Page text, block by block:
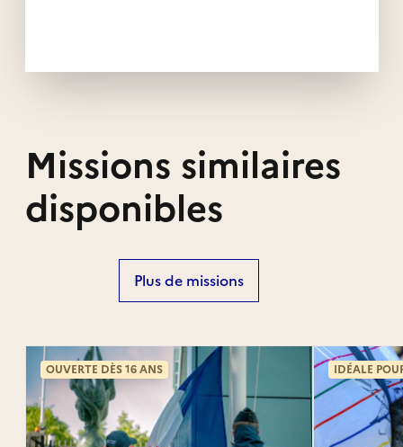
Missions similaires
disponibles
Plus de missions
OUVERTE DÈS 16 ANS IDÉALE